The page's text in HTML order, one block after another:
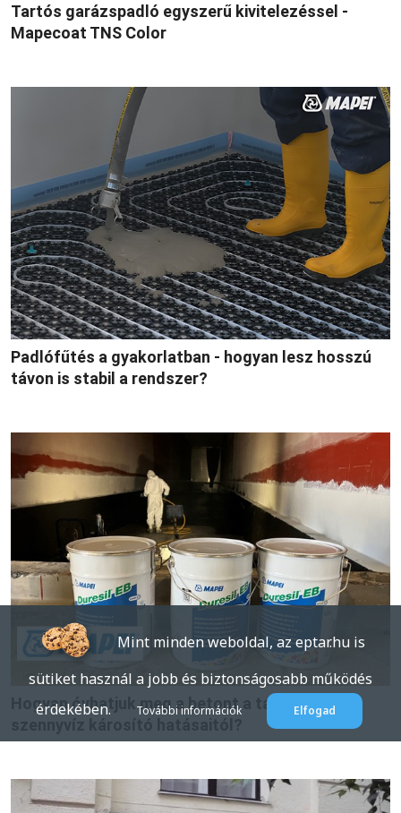
Tartós garázspadló egyszerű kivitelezéssel -
Mapecoat TNS Color
Padlófűtés a gyakorlatban - hogyan lesz hosszú
távon is stabil a rendszer?
Hogyan óvhatjuk meg a betont a talajvíz és a
Mint minden weboldal, az eptar.hu is
sütiket használ a jobb és biztonságosabb működés
érdekében.
További információk Elfogad